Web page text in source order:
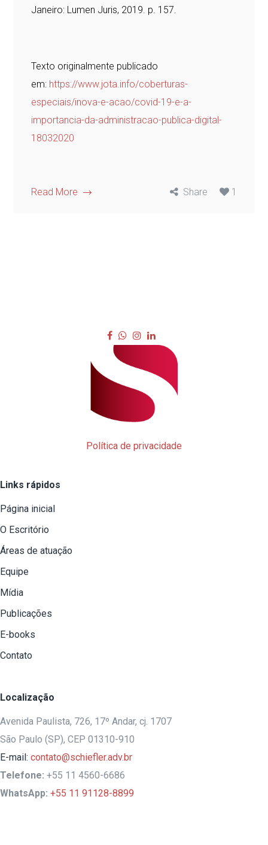
Janeiro: Lumen Juris, 2019. p. 157.
Texto originalmente publicado
em: https://www.jota.info/coberturas-
especiais/inova-e-acao/covid-19-e-a-
importancia-da-administracao-publica-digital-
18032020
Read More Share 1
Política de privacidade
Links rápidos
Página inicial
O Escritório
Áreas de atuação
Equipe
Mídia
Publicações
E-books
Contato
Localização
Avenida Paulista, 726, 17º Andar, cj. 1707
São Paulo (SP), CEP 01310-910
E-mail: contato@schiefler.adv.br
Telefone: +55 11 4560-6686
WhatsApp: +55 11 91128-8899